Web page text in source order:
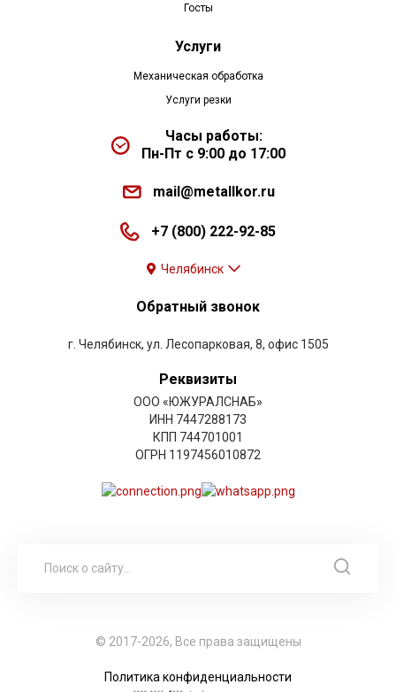
Госты
Услуги
Механическая обработка
Услуги резки
Часы работы:
Пн-Пт с 9:00 до 17:00
mail@metallkor.ru
+7 (800) 222-92-85
Челябинск
Обратный звонок
г. Челябинск, ул. Лесопарковая, 8, офис 1505
Реквизиты
ООО «ЮЖУРАЛСНАБ»
ИНН 7447288173
КПП 744701001
ОГРН 1197456010872
© 2017-2026, Все права защищены
Политика конфиденциальности